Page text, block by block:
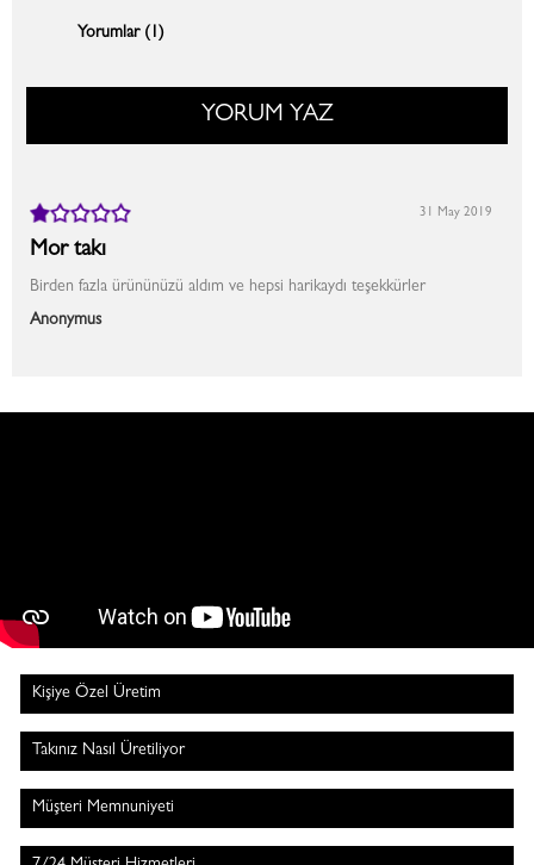
Yorumlar (1)
YORUM YAZ
Mor takı
Birden fazla ürününüzü aldım ve hepsi harikaydı teşekkürler
Anonymus
31 May 2019
Kişiye Özel Üretim
Takınız Nasıl Üretiliyor
Müşteri Memnuniyeti